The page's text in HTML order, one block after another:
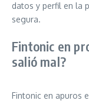
datos y perfil en la
segura.
Fintonic en
salió mal?
Fintonic en apuros